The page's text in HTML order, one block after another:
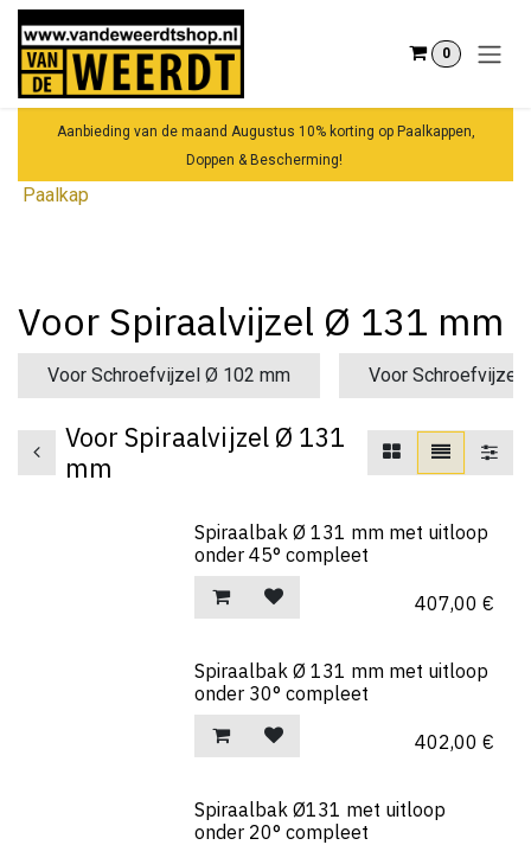
Overslaan naar inhoud
0
Aanbieding van de maand Augustus 10% korting op Paalkappen,
Doppen & Bescherming!
Paalkap
Voor Spiraalvijzel Ø 131 mm
Voor Schroefvijzel Ø 102 mm Voor Schroefvijzel
Voor Spiraalvijzel Ø 131
mm
Spiraalbak Ø 131 mm met uitloop
onder 45° compleet
407,00 €
Spiraalbak Ø 131 mm met uitloop
onder 30° compleet
402,00 €
Spiraalbak Ø131 met uitloop
onder 20° compleet